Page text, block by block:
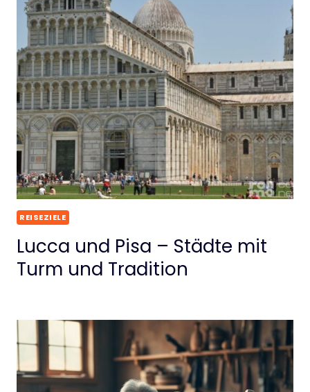
REISEZIELE
Lucca und Pisa – Städte mit
Turm und Tradition